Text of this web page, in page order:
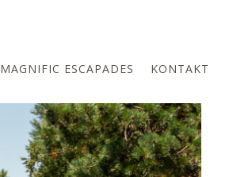
MAGNIFIC ESCAPADES KONTAKT